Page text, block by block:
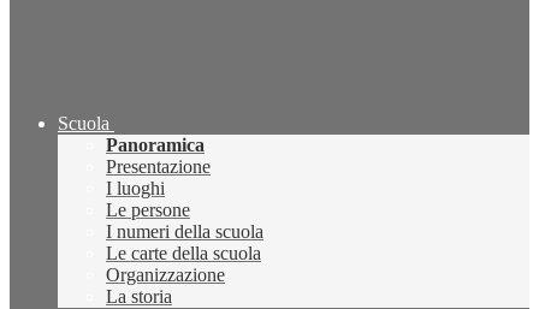
Scuola
Panoramica
Presentazione
I luoghi
Le persone
I numeri della scuola
Le carte della scuola
Organizzazione
La storia